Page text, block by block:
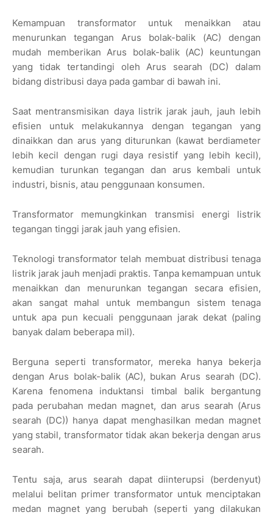
Kemampuan transformator untuk menaikkan atau
menurunkan tegangan Arus bolak-balik (AC) dengan
mudah memberikan Arus bolak-balik (AC) keuntungan
yang tidak tertandingi oleh Arus searah (DC) dalam
bidang distribusi daya pada gambar di bawah ini.
Saat mentransmisikan daya listrik jarak jauh, jauh lebih
efisien untuk melakukannya dengan tegangan yang
dinaikkan dan arus yang diturunkan (kawat berdiameter
lebih kecil dengan rugi daya resistif yang lebih kecil),
kemudian turunkan tegangan dan arus kembali untuk
industri, bisnis, atau penggunaan konsumen.
Transformator memungkinkan transmisi energi listrik
tegangan tinggi jarak jauh yang efisien.
Teknologi transformator telah membuat distribusi tenaga
listrik jarak jauh menjadi praktis. Tanpa kemampuan untuk
menaikkan dan menurunkan tegangan secara efisien,
akan sangat mahal untuk membangun sistem tenaga
untuk apa pun kecuali penggunaan jarak dekat (paling
banyak dalam beberapa mil).
Berguna seperti transformator, mereka hanya bekerja
dengan Arus bolak-balik (AC), bukan Arus searah (DC).
Karena fenomena induktansi timbal balik bergantung
pada perubahan medan magnet, dan arus searah (Arus
searah (DC)) hanya dapat menghasilkan medan magnet
yang stabil, transformator tidak akan bekerja dengan arus
searah.
Tentu saja, arus searah dapat diinterupsi (berdenyut)
melalui belitan primer transformator untuk menciptakan
medan magnet yang berubah (seperti yang dilakukan